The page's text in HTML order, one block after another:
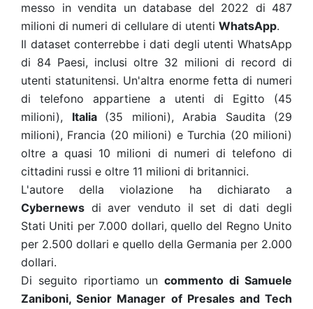
messo in vendita un database del 2022 di 487
milioni di numeri di cellulare di utenti WhatsApp.
Il dataset conterrebbe i dati degli utenti WhatsApp
di 84 Paesi, inclusi oltre 32 milioni di record di
utenti statunitensi. Un'altra enorme fetta di numeri
di telefono appartiene a utenti di Egitto (45
milioni),
Italia
(35 milioni), Arabia Saudita (29
milioni), Francia (20 milioni) e Turchia (20 milioni)
oltre a quasi 10 milioni di numeri di telefono di
cittadini russi e oltre 11 milioni di britannici.
L'autore della violazione ha dichiarato a
Cybernews di aver venduto il set di dati degli
Stati Uniti per 7.000 dollari, quello del Regno Unito
per 2.500 dollari e quello della Germania per 2.000
dollari.
Di seguito riportiamo un commento di Samuele
Zaniboni, Senior Manager of Presales and Tech